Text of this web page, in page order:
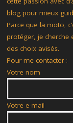
blog pour mieux
Parce que la moto,
protéger, je cherche
des choix avisés.
Pour me contacter :
Votre nom
Votre e-mail